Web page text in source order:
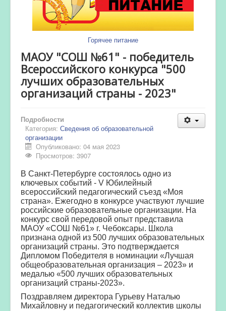
Горячее питание
МАОУ "СОШ №61" - победитель
Всероссийского конкурса "500
лучших образовательных
организаций страны - 2023"
Подробности
Категория: Сведения об образовательной
организации
Опубликовано: 04 мая 2023
Просмотров: 3907
В Санкт-Петербурге состоялось одно из
ключевых событий - V Юбилейный
всероссийский педагогический съезд «Моя
страна». Ежегодно в конкурсе участвуют лучшие
российские образовательные организации. На
конкурс свой передовой опыт представила
МАОУ «СОШ №61» г. Чебоксары. Школа
признана одной из 500 лучших образовательных
организаций страны. Это подтверждается
Дипломом Победителя в номинации «Лучшая
общеобразовательная организация – 2023» и
медалью «500 лучших образовательных
организаций страны-2023».
Поздравляем директора Гурьеву Наталью
Михайловну и педагогический коллектив школы